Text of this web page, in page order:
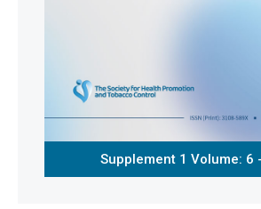
Supplement 1 Volume: 6